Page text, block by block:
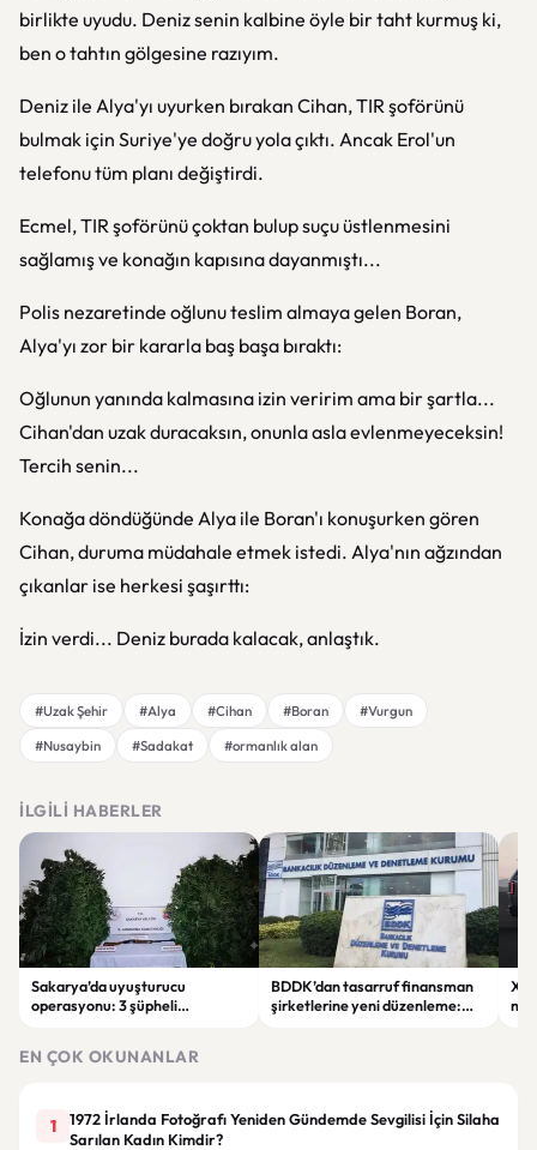
birlikte uyudu. Deniz senin kalbine öyle bir taht kurmuş ki,
ben o tahtın gölgesine razıyım.
Deniz ile Alya'yı uyurken bırakan Cihan, TIR şoförünü
bulmak için Suriye'ye doğru yola çıktı. Ancak Erol'un
telefonu tüm planı değiştirdi.
Ecmel, TIR şoförünü çoktan bulup suçu üstlenmesini
sağlamış ve konağın kapısına dayanmıştı...
Polis nezaretinde oğlunu teslim almaya gelen Boran,
Alya'yı zor bir kararla baş başa bıraktı:
Oğlunun yanında kalmasına izin veririm ama bir şartla...
Cihan'dan uzak duracaksın, onunla asla evlenmeyeceksin!
Tercih senin...
Konağa döndüğünde Alya ile Boran'ı konuşurken gören
Cihan, duruma müdahale etmek istedi. Alya'nın ağzından
çıkanlar ise herkesi şaşırttı:
İzin verdi... Deniz burada kalacak, anlaştık.
#Uzak Şehir #Alya #Cihan #Boran
#Vurgun
#Nusaybin
#Sadakat #ormanlık alan
İLGILI HABERLER
Sakarya’da uyuşturucu
operasyonu: 3 şüpheli
BDDK’dan tasarruf finansman
şirketlerine yeni düzenleme:
EN ÇOK OKUNANLAR
1
1972 İrlanda Fotoğrafı Yeniden Gündemde Sevgilisi İçin Silaha
Sarılan Kadın Kimdir?